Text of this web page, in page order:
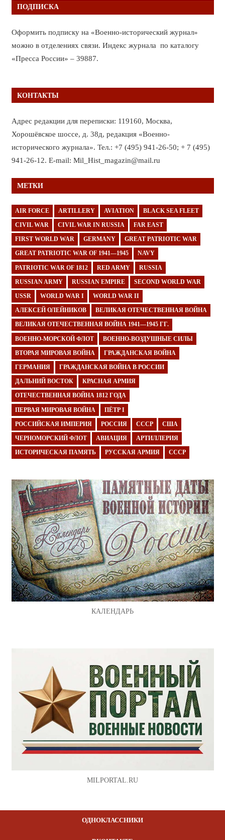
ПОДПИСКА
Оформить подписку на «Военно-исторический журнал»
можно в отделениях связи. Индекс журнала по каталогу
«Пресса России» – 39887.
КОНТАКТЫ
Адрес редакции для переписки: 119160, Москва,
Хорошёвское шоссе, д. 38д, редакция «Военно-
исторического журнала». Тел.: +7 (495) 941-26-50; + 7 (495)
941-26-12. E-mail: Mil_Hist_magazin@mail.ru
МЕТКИ
AIR FORCE ARTILLERY AVIATION BLACK SEA FLEET
CIVIL WAR CIVIL WAR IN RUSSIA FAR EAST
FIRST WORLD WAR GERMANY GREAT PATRIOTIC WAR
GREAT PATRIOTIC WAR OF 1941—1945 NAVY
PATRIOTIC WAR OF 1812 RED ARMY RUSSIA
RUSSIAN ARMY RUSSIAN EMPIRE SECOND WORLD WAR
USSR WORLD WAR I WORLD WAR II
АЛЕКСЕЙ ОЛЕЙНИКОВ ВЕЛИКАЯ ОТЕЧЕСТВЕННАЯ ВОЙНА
ВЕЛИКАЯ ОТЕЧЕСТВЕННАЯ ВОЙНА 1941—1945 ГГ.
ВОЕННО-МОРСКОЙ ФЛОТ ВОЕННО-ВОЗДУШНЫЕ СИЛЫ
ВТОРАЯ МИРОВАЯ ВОЙНА ГРАЖДАНСКАЯ ВОЙНА
ГЕРМАНИЯ ГРАЖДАНСКАЯ ВОЙНА В РОССИИ
ДАЛЬНИЙ ВОСТОК КРАСНАЯ АРМИЯ
ОТЕЧЕСТВЕННАЯ ВОЙНА 1812 ГОДА
ПЕРВАЯ МИРОВАЯ ВОЙНА ПЁТР I
РОССИЙСКАЯ ИМПЕРИЯ РОССИЯ СССР США
ЧЕРНОМОРСКИЙ ФЛОТ АВИАЦИЯ АРТИЛЛЕРИЯ
ИСТОРИЧЕСКАЯ ПАМЯТЬ РУССКАЯ АРМИЯ СССР
КАЛЕНДАРЬ
MILPORTAL.RU
ОДНОКЛАССНИКИ